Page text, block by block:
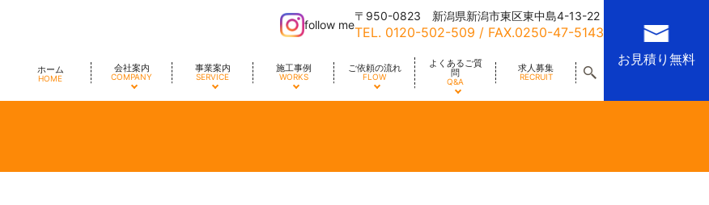
ホーム
HOME
会社案内
COMPANY
事業案内
SERVICE
施工事例
WORKS
ご依頼の流れ
FLOW
よくあるご質
問
Q&A
求人募集
RECRUIT
follow me
〒950-0823 新潟県新潟市東区東中島4-13-22
TEL. 0120-502-509 / FAX.0250-47-5143
お見積り無料